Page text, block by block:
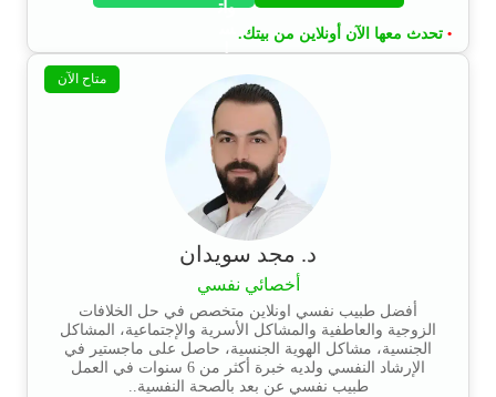
• تحدث معها الآن أونلاين من بيتك.
متاح الآن
د. مجد سويدان
أخصائي نفسي
أفضل طبيب نفسي اونلاين متخصص في حل الخلافات
الزوجية والعاطفية والمشاكل الأسرية والإجتماعية، المشاكل
الجنسية، مشاكل الهوية الجنسية، حاصل على ماجستير في
الإرشاد النفسي ولديه خبرة أكثر من 6 سنوات في العمل
طبيب نفسي عن بعد بالصحة النفسية..